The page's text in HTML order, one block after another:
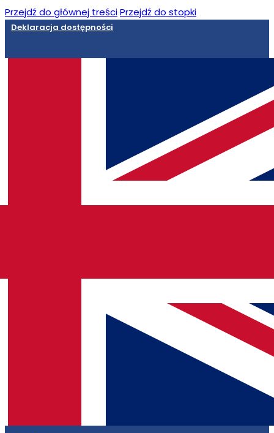
Przejdź do głównej treściPrzejdź do stopki
Deklaracja dostępności